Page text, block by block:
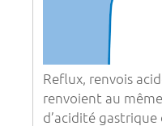
Reflux, renvois
renvoient au
d’acidité